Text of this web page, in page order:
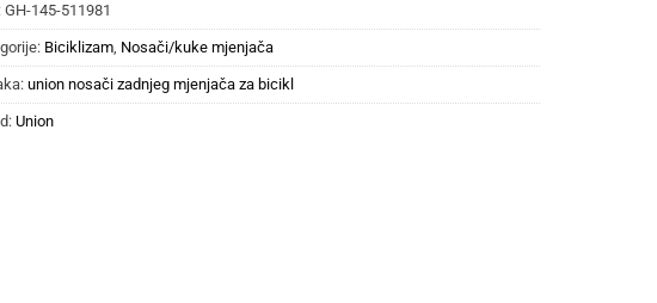
GH-145-511981
Biciklizam, Nosači/kuke mjenjača
union nosači zadnjeg mjenjača za bicikl
Union